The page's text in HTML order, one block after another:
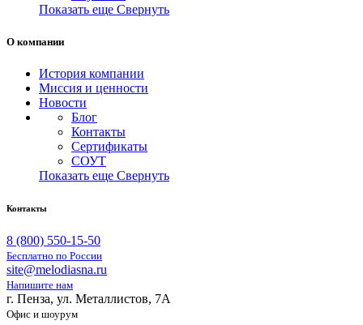
Показать еще Свернуть
О компании
История компании
Миссия и ценности
Новости
Блог
Контакты
Сертификаты
СОУТ
Показать еще Свернуть
Контакты
8 (800) 550-15-50
Бесплатно по России
site@melodiasna.ru
Напишите нам
г. Пенза, ул. Металлистов, 7А
Офис и шоурум